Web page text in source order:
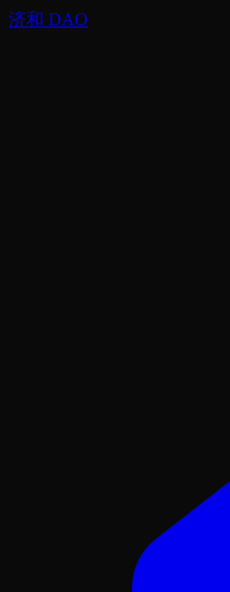
济和 DAO